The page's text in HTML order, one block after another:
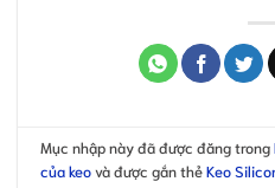
Mục nhập này đã được đăng trong
của keovà được gắn thẻKeo